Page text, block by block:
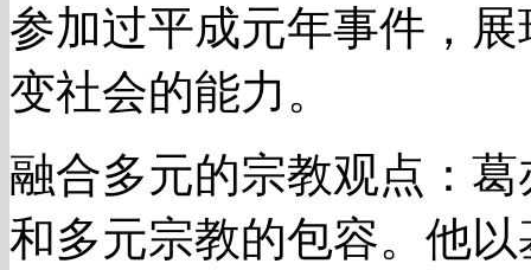
参加过平成元年事件，
变社会的能力。
融合多元的宗教观点：
和多元宗教的包容。他